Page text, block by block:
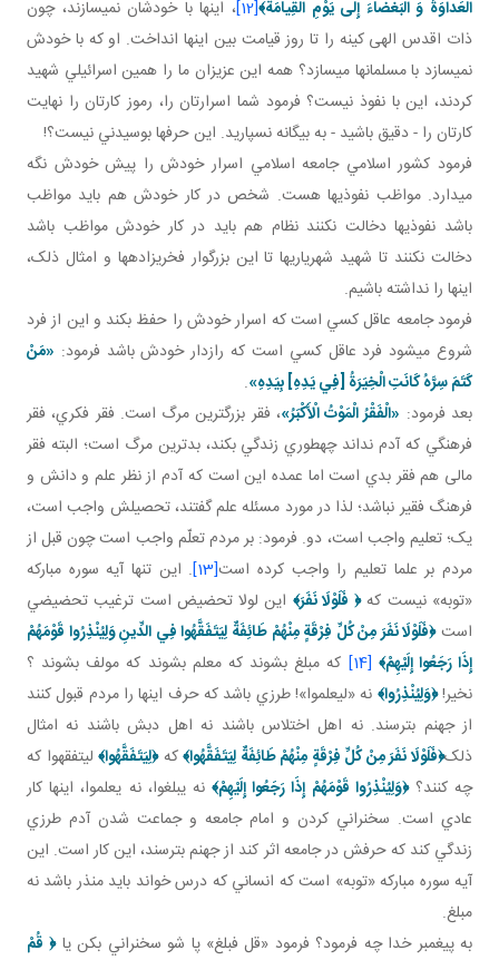
الْعَداوَةَ وَ الْبَغْضاءَ إِلى‏ يَوْمِ الْقِيامَة﴾[12]
، اينها با خودشان نمي سازند، چون
ذات اقدس الهی کينه را تا روز قيامت بين اينها انداخت. او که با خودش
نمي سازد با مسلمان ها مي سازد؟ همه اين عزيزان ما را همين اسرائيلي شهيد
کردند، اين با نفوذ نيست؟ فرمود شما اسرارتان را، رموز کارتان را نهايت
کارتان را - دقيق باشيد - به بيگانه نسپاريد. اين حرف ها بوسيدني نيست؟!
فرمود کشور اسلامي جامعه اسلامي اسرار خودش را پيش خودش نگه
مي دارد. مواظب نفوذي ها هست. شخص در کار خودش هم بايد مواظب
باشد نفوذي ها دخالت نکنند نظام هم بايد در کار خودش مواظب باشد
دخالت نکنند تا شهيد شهرياري ها تا اين بزرگوار فخري زاده ها و امثال ذلک،
اينها را نداشته باشيم.
فرمود جامعه عاقل کسي است که اسرار خودش را حفظ بکند و اين از فرد
شروع مي شود فرد عاقل کسي است که رازدار خودش باشد فرمود: «مَنْ
كَتَمَ سِرَّهُ كَانَتِ الْخِيَرَةُ [فِي يَدِهِ‏] بِيَدِهِ‏».
بعد فرمود: «الْفَقْرُ الْمَوْتُ الْأَكْبَرُ»، فقر بزرگ ترين مرگ است. فقر فکري، فقر
فرهنگي که آدم نداند چه طوري زندگي بکند، بدترين مرگ است؛ البته فقر
مالی هم فقر بدي است اما عمده اين است که آدم از نظر علم و دانش و
فرهنگ فقير نباشد؛ لذا در مورد مسئله علم گفتند، تحصيلش واجب است،
يک؛ تعليم واجب است، دو. فرمود: بر مردم تعلّم واجب است چون قبل از
مردم بر علما تعليم را واجب کرده است[13]
. اين تنها آيه سوره مبارکه
«توبه» نيست که﴿ فَلَوْلَا نَفَرَ﴾ اين لولا تحضيض است ترغيب تحضيضي
است﴿فَلَوْلَا نَفَرَ مِنْ كُلِّ فِرْقَةٍ مِنْهُمْ طَائِفَةٌ لِيَتَفَقَّهُوا فِي الدِّينِوَلِيُنْذِرُوا قَوْمَهُمْ
إِذَا رَجَعُوا إِلَيْهِمْ﴾ [14]
که مبلغ بشوند که معلم بشوند که مولف بشوند ؟
نخير!﴿وَلِيُنْذِرُوا﴾ نه «ليعلموا»! طرزي باشد که حرف اينها را مردم قبول کنند
از جهنم بترسند. نه اهل اختلاس باشند نه اهل دبش باشند نه امثال
ذلک﴿فَلَوْلَا نَفَرَ مِنْ كُلِّ فِرْقَةٍ مِنْهُمْ طَائِفَةٌ لِيَتَفَقَّهُوا﴾که﴿لِيَتَفَقَّهُوا﴾ليتفقهوا که
چه کنند؟﴿وَلِيُنْذِرُوا قَوْمَهُمْ إِذَا رَجَعُوا إِلَيْهِمْ﴾ نه يبلغوا، نه يعلموا، اينها کار
عادي است. سخنراني کردن و امام جامعه و جماعت شدن آدم طرزي
زندگي کند که حرفش در جامعه اثر کند از جهنم بترسند، اين کار است. اين
آيه سوره مبارکه «توبه» است که انساني که درس خواند بايد منذر باشد نه
مبلغ.
به پيغمبر خدا چه فرمود؟ فرمود «قل فبلغ» پا شو سخنراني بکن يا﴿ قُمْ